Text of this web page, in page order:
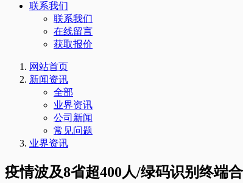
联系我们
联系我们
在线留言
获取报价
网站首页
新闻资讯
全部
业界资讯
公司新闻
常见问题
业界资讯
疫情波及8省超400人/绿码识别终端